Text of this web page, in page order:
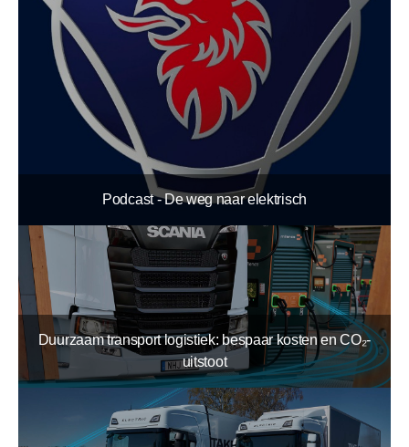
Podcast - De weg naar elektrisch
Duurzaam transport logistiek: bespaar kosten en CO₂-
uitstoot